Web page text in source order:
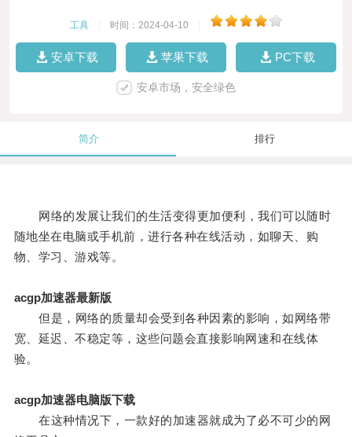
工具 时间：2024-04-10
安卓下载 苹果下载 PC下载
安卓市场，安全绿色
简介 排行
网络的发展让我们的生活变得更加便利，我们可以随时
随地坐在电脑或手机前，进行各种在线活动，如聊天、购
物、学习、游戏等。
acgp加速器最新版
但是，网络的质量却会受到各种因素的影响，如网络带
宽、延迟、不稳定等，这些问题会直接影响网速和在线体
验。
acgp加速器电脑版下载
在这种情况下，一款好的加速器就成为了必不可少的网